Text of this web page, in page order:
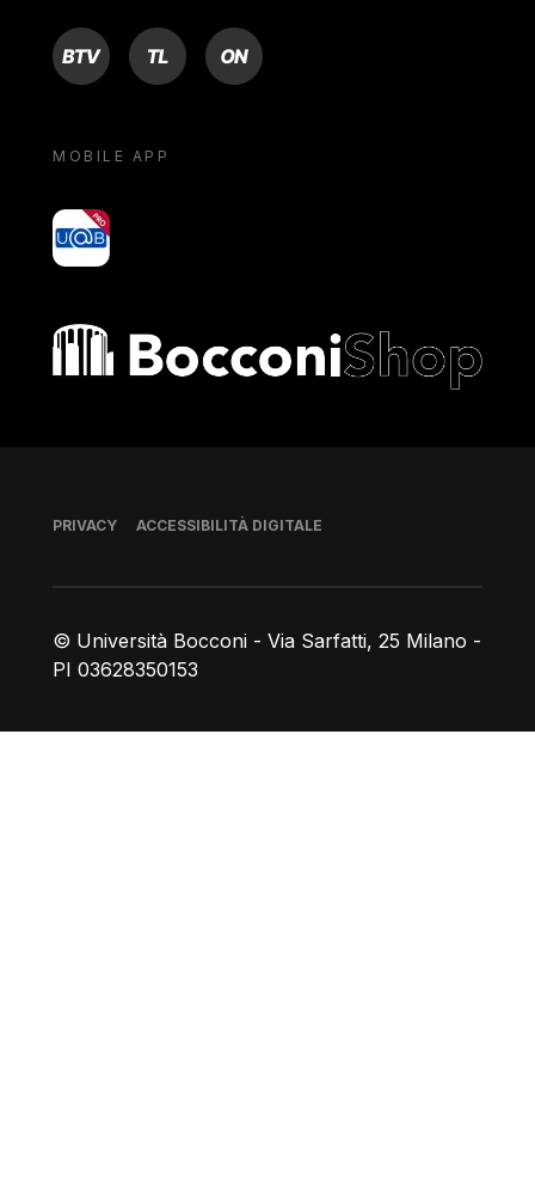
BTV TL ON
MOBILE APP
yoU@B
Bocconi shop
© Università Bocconi - Via Sarfatti, 25 Milano -
PI 03628350153
Piè di pagina
PRIVACY ACCESSIBILITÀ DIGITALE